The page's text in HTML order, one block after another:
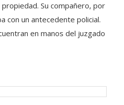
Su compañero, por
con un antecedente policial.
en manos del juzgado